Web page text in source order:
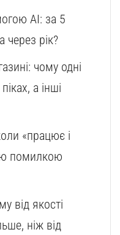
AI: за 5
через рік?
чому одні
а інші
«працює і
помилкою
від якості
ніж від